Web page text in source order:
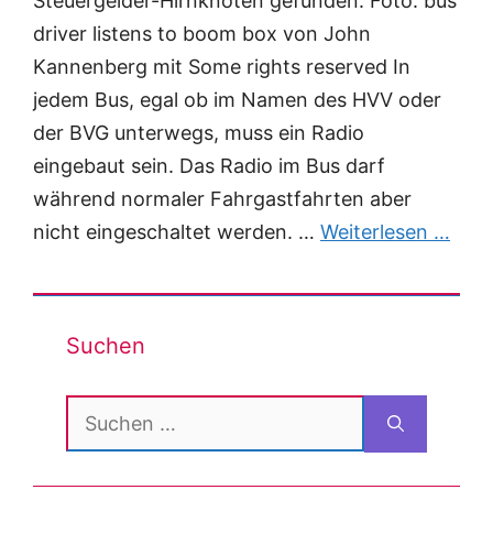
driver listens to boom box von John
Kannenberg mit Some rights reserved In
jedem Bus, egal ob im Namen des HVV oder
der BVG unterwegs, muss ein Radio
eingebaut sein. Das Radio im Bus darf
während normaler Fahrgastfahrten aber
nicht eingeschaltet werden. … Weiterlesen …
Suchen
Suchen
nach: